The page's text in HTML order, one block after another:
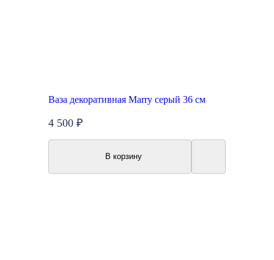
Ваза декоративная Marry серый 36 см
4 500 ₽
В корзину